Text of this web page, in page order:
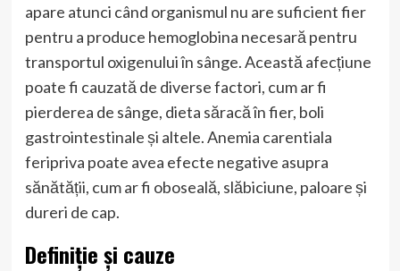
apare atunci când organismul nu are suficient fier
pentru a produce hemoglobina necesară pentru
transportul oxigenului în sânge. Această afecțiune
poate fi cauzată de diverse factori, cum ar fi
pierderea de sânge, dieta săracă în fier, boli
gastrointestinale și altele. Anemia carentiala
feripriva poate avea efecte negative asupra
sănătății, cum ar fi oboseală, slăbiciune, paloare și
dureri de cap.
Definiție și cauze